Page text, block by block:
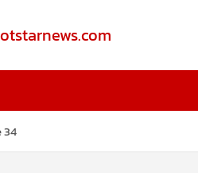
นิวส์
34